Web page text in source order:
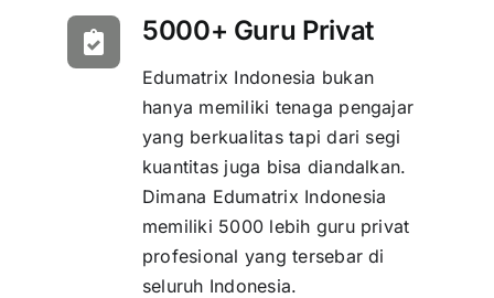
5000+ Guru Privat
Edumatrix Indonesia bukan
hanya memiliki tenaga pengajar
yang berkualitas tapi dari segi
kuantitas juga bisa diandalkan.
Dimana Edumatrix Indonesia
memiliki 5000 lebih guru privat
profesional yang tersebar di
seluruh Indonesia.